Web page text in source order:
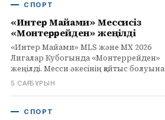
СПОРТ
«Интер Майами» Мессисіз
«Монтеррейден» жеңілді
«Интер Майами» MLS және MX 2026
Лигалар Кубогында «Монтеррейден»
жеңілді. Месси әкесінің қайтыс болуына
байланысты матчты өткізіп жіберді.
5 САҒ БҰРЫН
СПОРТ